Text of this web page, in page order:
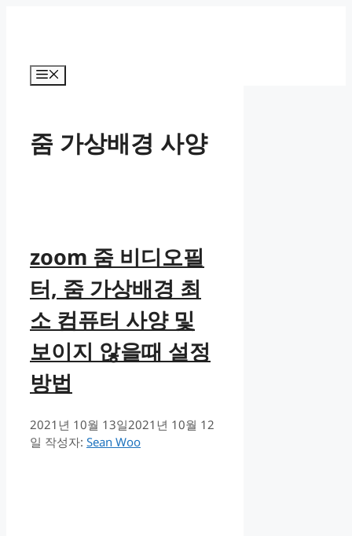
줌 가상배경 사양
zoom 줌 비디오필
터, 줌 가상배경 최
소 컴퓨터 사양 및
보이지 않을때 설정
방법
2021년 10월 13일2021년 10월 12
일 작성자: Sean Woo